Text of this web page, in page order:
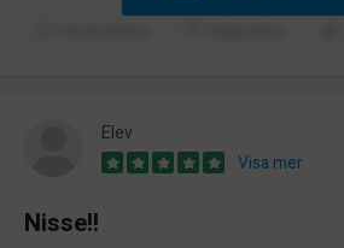
Elev
Visa mer
Nisse!!